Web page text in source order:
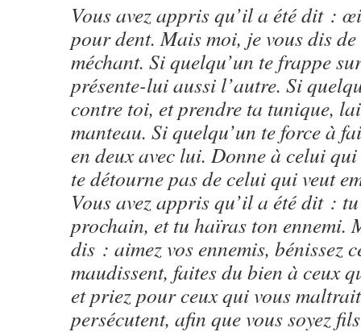
Vous avez appris qu’il a été dit :
pour dent. Mais moi, je vous dis
méchant. Si quelqu’un te frappe
présente-lui aussi l’autre. Si
contre toi, et prendre ta tunique,
manteau. Si quelqu’un te force à
en deux avec lui. Donne à celui qui
te détourne pas de celui qui veut
Vous avez appris qu’il a été dit :
prochain, et tu haïras ton ennemi.
dis : aimez vos ennemis, bénissez
maudissent, faites du bien à ceux
et priez pour ceux qui vous
persécutent, afin que vous soyez